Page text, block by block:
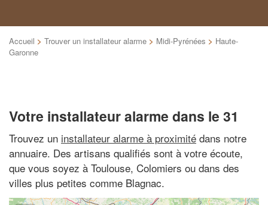
Accueil > Trouver un installateur alarme > Midi-Pyrénées > Haute-
Garonne
Votre installateur alarme dans le 31
Trouvez un installateur alarme à proximité dans notre
annuaire. Des artisans qualifiés sont à votre écoute,
que vous soyez à Toulouse, Colomiers ou dans des
villes plus petites comme Blagnac.